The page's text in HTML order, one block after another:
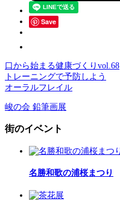
Save
口から始まる健康づくりvol.68
トレーニングで予防しよう
オーラルフレイル
峻の会 鉛筆画展
街のイベント
名勝和歌の浦桜まつり